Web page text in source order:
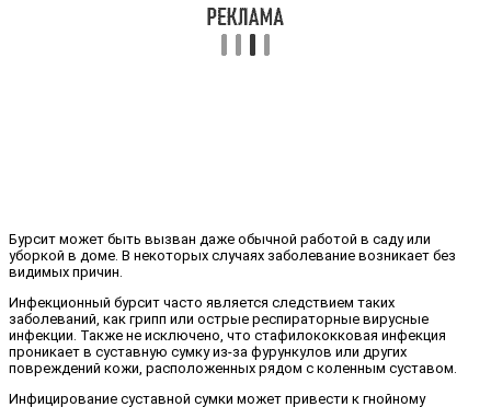
Бурсит может быть вызван даже обычной работой в саду или
уборкой в доме. В некоторых случаях заболевание возникает без
видимых причин.
Инфекционный бурсит часто является следствием таких
заболеваний, как грипп или острые респираторные вирусные
инфекции. Также не исключено, что стафилококковая инфекция
проникает в суставную сумку из-за фурункулов или других
повреждений кожи, расположенных рядом с коленным суставом.
Инфицирование суставной сумки может привести к гнойному